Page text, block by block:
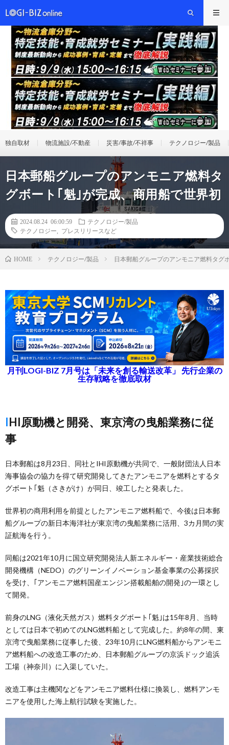
独自取材 物流施設/不動産 災害/事故/不祥事 テクノロジー/製品
日本郵船グループのアンモニア燃料タ
グボート｢魁｣が完成、商用船で世界初
2024.08.24 06:00:59
テクノロジー/製品
テクノロジー
プレスリリースなど
HOME テクノロジー/製品 日本郵船グループのアンモニア燃料タグ
月刊LOGI-BIZ 7月号は「未来を創る輸送改革」 先行企業の
生存戦略を徹底取材
IHI原動機と開発、東京湾の曳船業務に従
事
日本郵船は8月23日、同社とIHI原動機が共同で、一般財団法人日本
海事協会の協力を得て研究開発してきたアンモニアを燃料とするタ
グボート｢魁（さきがけ）が同日、竣工したと発表した。
世界初の商用利用を前提としたアンモニア燃料船で、今後は日本郵
船グループの新日本海洋社が東京湾の曳船業務に活用、3カ月間の実
証航海を行う。
同船は2021年10月に国立研究開発法人新エネルギー・産業技術総合
開発機構（NEDO）のグリーンイノベーション基金事業の公募採択
を受け、｢アンモニア燃料国産エンジン搭載船舶の開発｣の一環とし
て開発。
前身のLNG（液化天然ガス）燃料タグボート｢魁｣は15年8月、当時
としては日本で初めてのLNG燃料船として完成した。約8年の間、東
京湾で曳船業務に従事した後、23年10月にLNG燃料船からアンモニ
ア燃料船への改造工事のため、日本郵船グループの京浜ドック追浜
工場（神奈川）に入渠していた。
改造工事は主機関などをアンモニア燃料仕様に換装し、燃料アンモ
ニアを使用した海上航行試験を実施した。